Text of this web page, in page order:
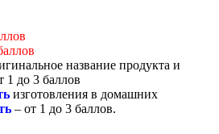
название продукта и
1 до 3 баллов
изготовления в домашних
– от 1 до 3 баллов.